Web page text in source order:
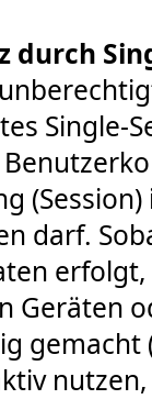
Single-
darf.
Geräten
gemacht